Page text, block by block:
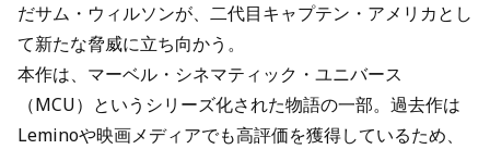
だサム・ウィルソンが、二代目キャプテン・アメリカとし
て新たな脅威に立ち向かう。
本作は、マーベル・シネマティック・ユニバース
（MCU）というシリーズ化された物語の一部。過去作は
Leminoや映画メディアでも高評価を獲得しているため、